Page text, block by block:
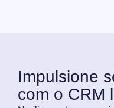
Impulsione
com o CRM